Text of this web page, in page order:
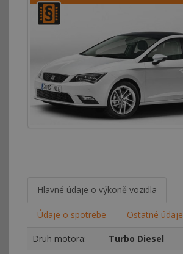
Hlavné údaje o výkoně vozidla
Údaje o spotrebe Ostatné údaje
Druh motora:
Turbo Diesel